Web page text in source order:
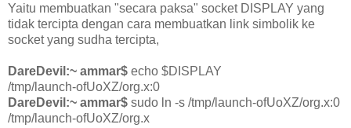
Yaitu membuatkan "secara paksa" socket DISPLAY yang
tidak tercipta dengan cara membuatkan link simbolik ke
socket yang sudha tercipta,
DareDevil:~ ammar$ echo $DISPLAY
/tmp/launch-ofUoXZ/org.x:0
DareDevil:~ ammar$ sudo ln -s /tmp/launch-ofUoXZ/org.x:0
/tmp/launch-ofUoXZ/org.x